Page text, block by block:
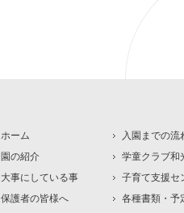
ホーム
園の紹介
大事にしている事
保護者の皆様へ
入園までの流
学童クラブ和
子育て支援セ
各種書類・予